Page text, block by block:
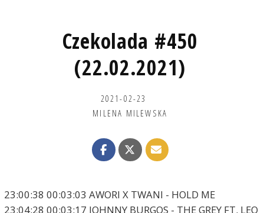
Czekolada #450
(22.02.2021)
2021-02-23
MILENA MILEWSKA
23:00:38 00:03:03 AWORI X TWANI - HOLD ME
23:04:28 00:03:17 JOHNNY BURGOS - THE GREY FT. LEO